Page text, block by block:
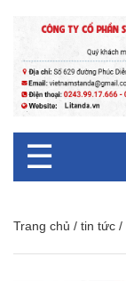
☰
Trang chủ / tin tức /